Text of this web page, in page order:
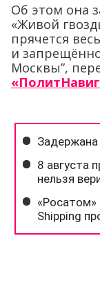
Об этом она
«Живой
прячется
и
Москвы”,